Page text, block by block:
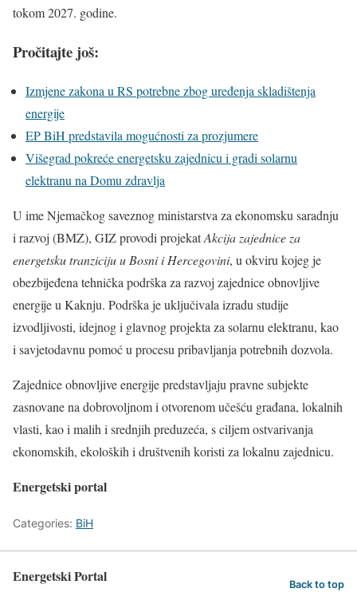
tokom 2027. godine.
Pročitajte još:
Izmjene zakona u RS potrebne zbog uređenja skladištenja
energije
EP BiH predstavila mogućnosti za prozjumere
Višegrad pokreće energetsku zajednicu i gradi solarnu
elektranu na Domu zdravlja
U ime Njemačkog saveznog ministarstva za ekonomsku saradnju
i razvoj (BMZ), GIZ provodi projekatAkcija zajednice za
energetsku tranziciju u Bosni i Hercegovini, u okviru kojeg je
obezbijeđena tehnička podrška za razvoj zajednice obnovljive
energije u Kaknju. Podrška je uključivala izradu studije
izvodljivosti, idejnog i glavnog projekta za solarnu elektranu, kao
i savjetodavnu pomoć u procesu pribavljanja potrebnih dozvola.
Zajednice obnovljive energije predstavljaju pravne subjekte
zasnovane na dobrovoljnom i otvorenom učešću građana, lokalnih
vlasti, kao i malih i srednjih preduzeća, s ciljem ostvarivanja
ekonomskih, ekoloških i društvenih koristi za lokalnu zajednicu.
Energetski portal
Categories: BiH
Energetski Portal Back to top